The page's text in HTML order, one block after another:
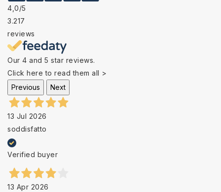
4,0/5
3.217
reviews
Our 4 and 5 star reviews.
Click here to read them all >
Previous
Next
13 Jul 2026
soddisfatto
Verified buyer
13 Apr 2026